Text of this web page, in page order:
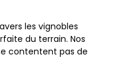
les vignobles
du terrain. Nos
contentent pas de